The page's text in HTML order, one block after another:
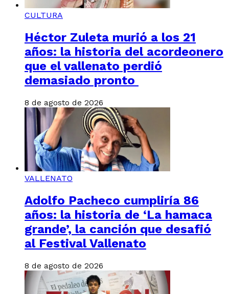
CULTURA
Héctor Zuleta murió a los 21
años: la historia del acordeonero
que el vallenato perdió
demasiado pronto
8 de agosto de 2026
VALLENATO
Adolfo Pacheco cumpliría 86
años: la historia de ‘La hamaca
grande’, la canción que desafió
al Festival Vallenato
8 de agosto de 2026